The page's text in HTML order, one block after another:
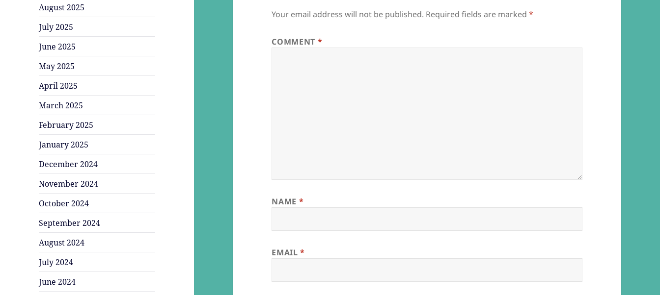
August 2025
July 2025
June 2025
May 2025
April 2025
March 2025
February 2025
January 2025
December 2024
November 2024
October 2024
September 2024
August 2024
July 2024
June 2024
Your email address will not be published. Required fields are marked*
COMMENT *
NAME *
EMAIL*